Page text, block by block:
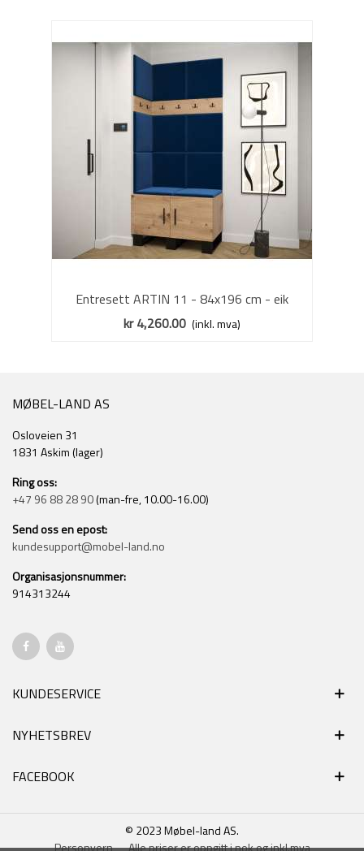
Entresett ARTIN 11 - 84x196 cm - eik
artisan + polstred panel
kr 4,260.00 (inkl. mva)
MØBEL-LAND AS
Osloveien 31
1831 Askim (lager)
Ring oss:
+47 96 88 28 90(man-fre, 10.00-16.00)
Send oss en epost:
kundesupport@mobel-land.no
Organisasjonsnummer:
914313244
KUNDESERVICE
NYHETSBREV
FACEBOOK
© 2023 Møbel-land AS.
Personvern
Alle priser er oppgitt i nok og inkl.mva